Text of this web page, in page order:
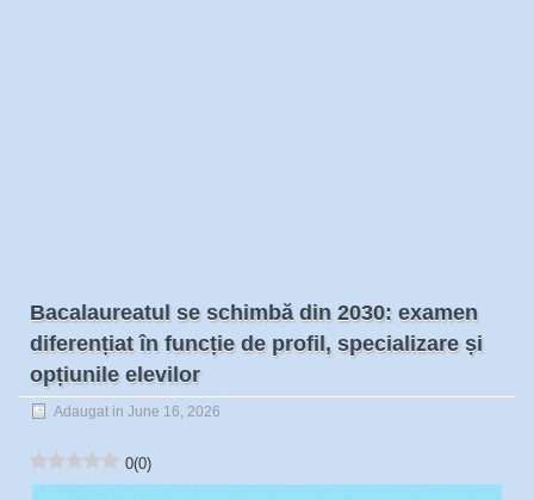
Bacalaureatul se schimbă din 2030: examen
diferențiat în funcție de profil, specializare și
opțiunile elevilor
Adaugat in June 16, 2026
0(0)